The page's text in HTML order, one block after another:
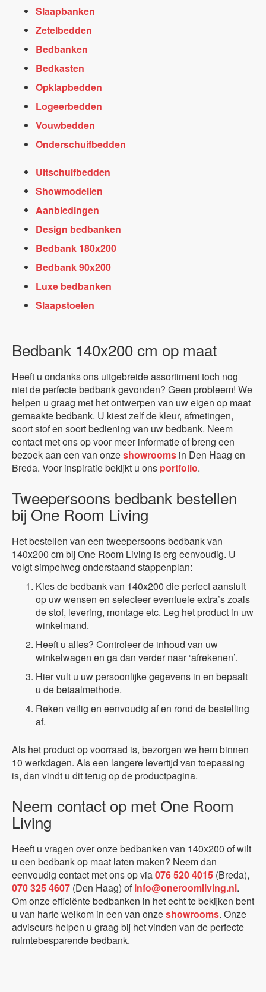
Slaapbanken
Zetelbedden
Bedbanken
Bedkasten
Opklapbedden
Logeerbedden
Vouwbedden
Onderschuifbedden
Uitschuifbedden
Showmodellen
Aanbiedingen
Design bedbanken
Bedbank 180x200
Bedbank 90x200
Luxe bedbanken
Slaapstoelen
Bedbank 140x200 cm op maat
Heeft u ondanks ons uitgebreide assortiment toch nog
niet de perfecte bedbank gevonden? Geen probleem! We
helpen u graag met het ontwerpen van uw eigen op maat
gemaakte bedbank. U kiest zelf de kleur, afmetingen,
soort stof en soort bediening van uw bedbank. Neem
contact met ons op voor meer informatie of breng een
bezoek aan een van onzeshowrooms in Den Haag en
Breda. Voor inspiratie bekijkt u ons portfolio.
Tweepersoons bedbank bestellen
bij One Room Living
Het bestellen van een tweepersoons bedbank van
140x200 cm bij One Room Living is erg eenvoudig. U
volgt simpelweg onderstaand stappenplan:
Kies de bedbank van 140x200 die perfect aansluit
op uw wensen en selecteer eventuele extra’s zoals
de stof, levering, montage etc. Leg het product in uw
winkelmand.
Heeft u alles? Controleer de inhoud van uw
winkelwagen en ga dan verder naar ‘afrekenen’.
Hier vult u uw persoonlijke gegevens in en bepaalt
u de betaalmethode.
Reken veilig en eenvoudig af en rond de bestelling
af.
Als het product op voorraad is, bezorgen we hem binnen
10 werkdagen. Als een langere levertijd van toepassing
is, dan vindt u dit terug op de productpagina.
Neem contact op met One Room
Living
Heeft u vragen over onze bedbanken van 140x200 of wilt
u een bedbank op maat laten maken? Neem dan
eenvoudig contact met ons op via076 520 4015 (Breda),
070 325 4607 (Den Haag) ofinfo@oneroomliving.nl.
Om onze efficiënte bedbanken in het echt te bekijken bent
u van harte welkom in een van onzeshowrooms. Onze
adviseurs helpen u graag bij het vinden van de perfecte
ruimtebesparende bedbank.